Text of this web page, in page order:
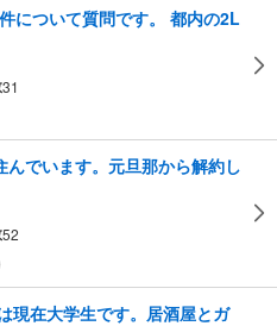
について質問です。 都内の2L
31
でいます。元旦那から解約し
52
現在大学生です。居酒屋とガ